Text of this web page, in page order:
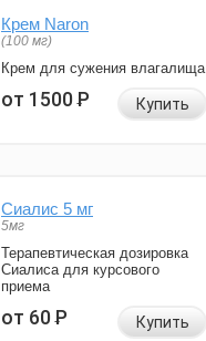
Крем Naron
(100 мг)
Крем для сужения влагалища
от 1500Р Купить
Сиалис 5 мг
5мг
Терапевтическая дозировка
Сиалиса для курсового
приема
от 60Р Купить